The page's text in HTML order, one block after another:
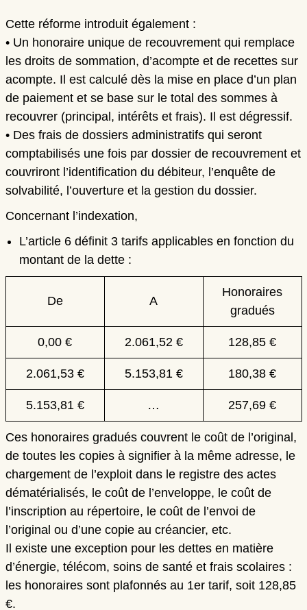
Cette réforme introduit également :
• Un honoraire unique de recouvrementqui remplace
les droits de sommation, d’acompte et de recettes sur
acompte. Il est calculé dès la mise en place d’un plan
de paiement et se base sur le total des sommes à
recouvrer (principal, intérêts et frais). Il est dégressif.
• Des frais de dossiers administratifsqui seront
comptabilisés une fois par dossier de recouvrement et
couvriront l’identification du débiteur, l’enquête de
solvabilité, l’ouverture et la gestion du dossier.
Concernant l’indexation,
L’article 6 définit 3 tarifs applicables en fonction du
montant de la dette :
De A
Honoraires
gradués
0,00 € 2.061,52 € 128,85 €
2.061,53 € 5.153,81 € 180,38 €
5.153,81 € … 257,69 €
Ces honoraires graduéscouvrent le coût de l’original,
de toutes les copies à signifier à la même adresse, le
chargement de l’exploit dans le registre des actes
dématérialisés, le coût de l’enveloppe, le coût de
l’inscription au répertoire, le coût de l’envoi de
l’original ou d’une copie au créancier, etc.
Il existe une exception pour les dettes en matière
d’énergie, télécom, soins de santé et frais scolaires :
les honoraires sont plafonnés au 1er tarif, soit 128,85
€.